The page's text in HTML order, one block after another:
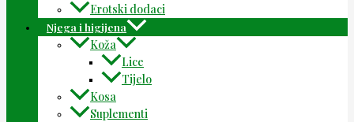
Erotski dodaci
Njega i higijena
Koža
Lice
Tijelo
Kosa
Suplementi